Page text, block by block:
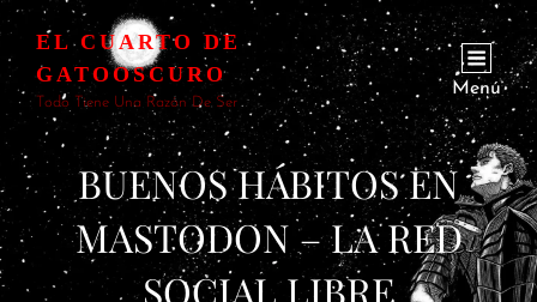
EL CUARTO DE
GATOOSCURO
Todo Tiene Una Razón De Ser
Menú
BUENOS HÁBITOS EN
MASTODON – LA RED
SOCIAL LIBRE